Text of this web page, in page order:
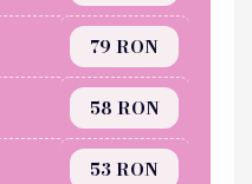
79 RON
58 RON
53 RON